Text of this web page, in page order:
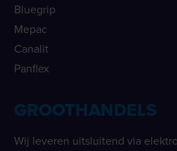
Bluegrip
Mepac
Canalit
Panflex
GROOTHANDELS
Wij leveren uitsluitend via